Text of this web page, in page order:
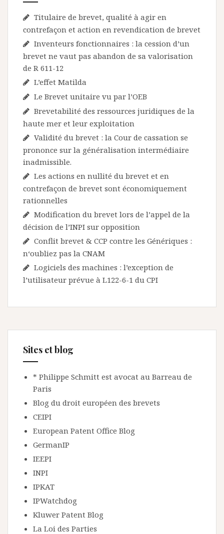
Titulaire de brevet, qualité à agir en
contrefaçon et action en revendication de brevet
Inventeurs fonctionnaires : la cession d’un
brevet ne vaut pas abandon de sa valorisation
de R 611-12
L’effet Matilda
Le Brevet unitaire vu par l’OEB
Brevetabilité des ressources juridiques de la
haute mer et leur exploitation
Validité du brevet : la Cour de cassation se
prononce sur la généralisation intermédiaire
inadmissible.
Les actions en nullité du brevet et en
contrefaçon de brevet sont économiquement
rationnelles
Modification du brevet lors de l’appel de la
décision de l’INPI sur opposition
Conflit brevet & CCP contre les Génériques :
n‘oubliez pas la CNAM
Logiciels des machines : l’exception de
l’utilisateur prévue à L122-6-1 du CPI
Sites et blog
* Philippe Schmitt est avocat au Barreau de
Paris
Blog du droit européen des brevets
CEIPI
European Patent Office Blog
GermanIP
IEEPI
INPI
IPKAT
IPWatchdog
Kluwer Patent Blog
La Loi des Parties